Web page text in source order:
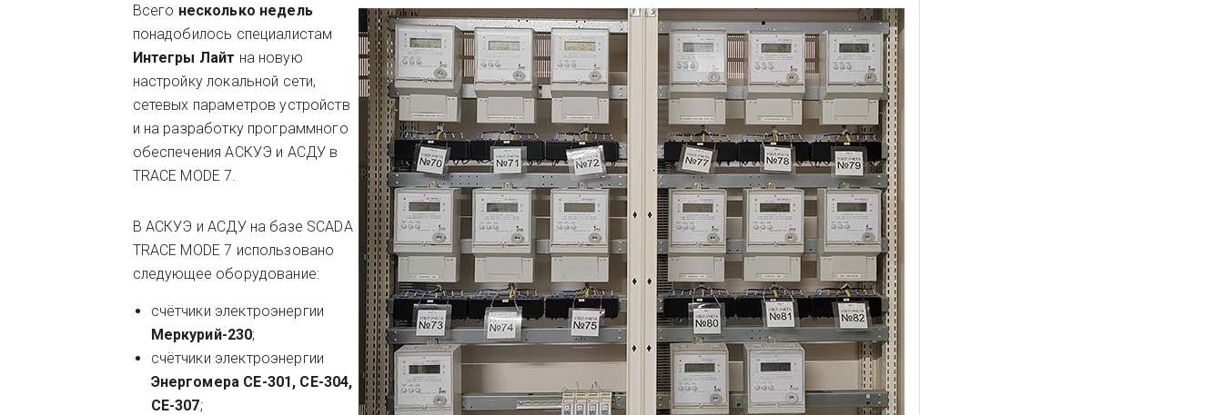
Всего несколько недель
понадобилось специалистам
Интегры Лайт на новую
настройку локальной сети,
сетевых параметров устройств
и на разработку программного
обеспечения АСКУЭ и АСДУ в
TRACE MODE 7.
В АСКУЭ и АСДУ на базе SCADA
TRACE MODE 7 использовано
следующее оборудование:
счётчики электроэнергии
Меркурий-230;
счётчики электроэнергии
Энергомера СЕ-301, СЕ-304,
СЕ-307;